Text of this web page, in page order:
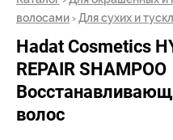
волосами ›Для сухих и
Hadat Cosmetics
REPAIR SHAMPOO
волос